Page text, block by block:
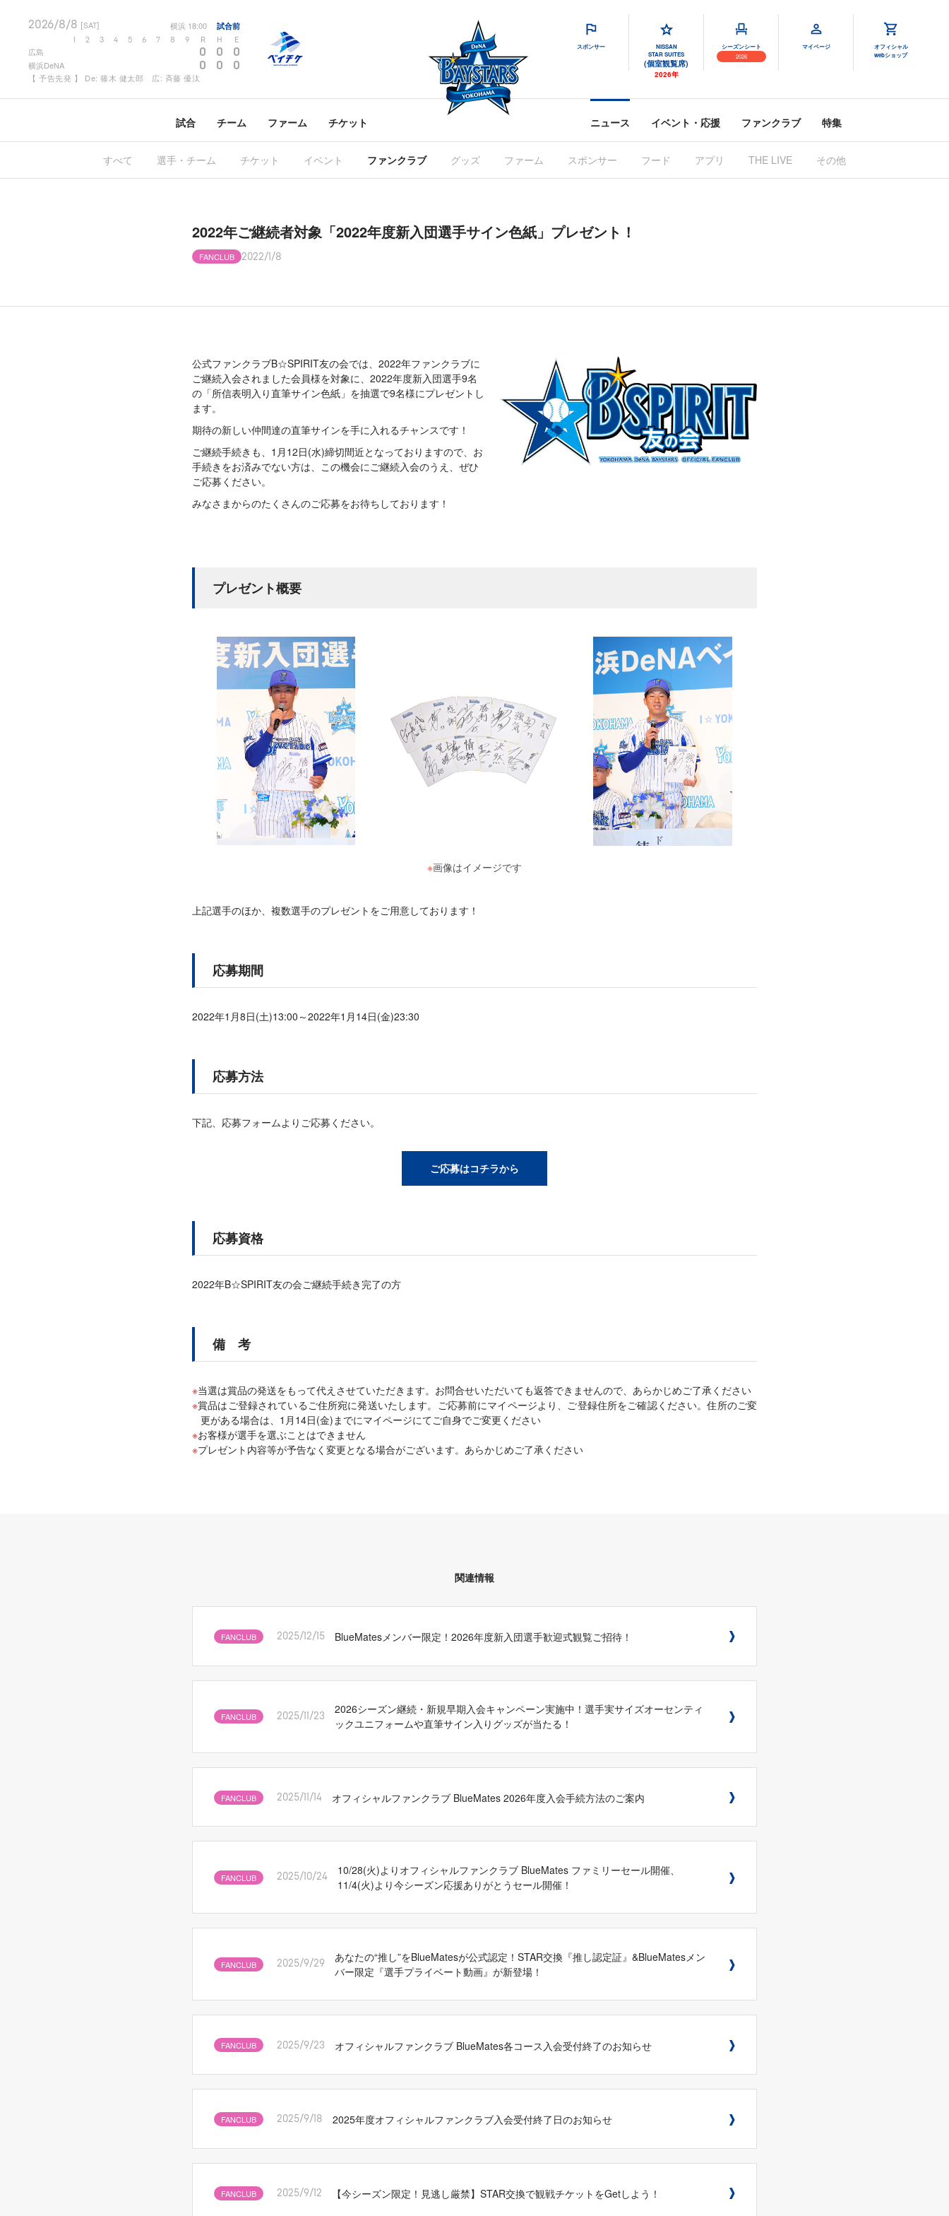
2026/8/8 [SAT] 横浜 18:00 試合前
2 3 4 5 6 7 8 9 R H E
広島 0 0 0
横浜DeNA 0 0 0
【 予告先発 】 De: 篠木 健太郎 広: 斉藤 優汰
スポンサー
NISSAN
STAR SUITES
(個室観覧席)
2026年
シーズンシート
2026
マイページ
オフィシャル
webショップ
試合 チーム ファーム チケット ニュース イベント・応援 ファンクラブ 特集
すべて 選手・チーム チケット イベント ファンクラブ グッズ ファーム スポンサー フード アプリ THE LIVE その他
2022年ご継続者対象「2022年度新入団選手サイン色紙」プレゼント！
FANCLUB 2022/1/8
公式ファンクラブB☆SPIRIT友の会では、2022年ファンクラブに
ご継続入会されました会員様を対象に、2022年度新入団選手9名
の「所信表明入り直筆サイン色紙」を抽選で9名様にプレゼントし
ます。
期待の新しい仲間達の直筆サインを手に入れるチャンスです！
ご継続手続きも、1月12日(水)締切間近となっておりますので、お
手続きをお済みでない方は、この機会にご継続入会のうえ、ぜひ
ご応募ください。
みなさまからのたくさんのご応募をお待ちしております！
プレゼント概要
※画像はイメージです
上記選手のほか、複数選手のプレゼントをご用意しております！
応募期間
2022年1月8日(土)13:00～2022年1月14日(金)23:30
応募方法
下記、応募フォームよりご応募ください。
ご応募はコチラから
応募資格
2022年B☆SPIRIT友の会ご継続手続き完了の方
備 考
当選は賞品の発送をもって代えさせていただきます。お問合せいただいても返答できませんので、あらかじめご了承ください
賞品はご登録されているご住所宛に発送いたします。ご応募前にマイページより、ご登録住所をご確認ください。住所のご変
更がある場合は、1月14日(金)までにマイページにてご自身でご変更ください
お客様が選手を選ぶことはできません
プレゼント内容等が予告なく変更となる場合がございます。あらかじめご了承ください
関連情報
FANCLUB 2025/12/15 BlueMatesメンバー限定！2026年度新入団選手歓迎式観覧ご招待！
FANCLUB 2025/11/23
2026シーズン継続・新規早期入会キャンペーン実施中！選手実サイズオーセンティ
ックユニフォームや直筆サイン入りグッズが当たる！
FANCLUB 2025/11/14 オフィシャルファンクラブ BlueMates 2026年度入会手続方法のご案内
FANCLUB 2025/10/24
10/28(火)よりオフィシャルファンクラブ BlueMates ファミリーセール開催、
11/4(火)より今シーズン応援ありがとうセール開催！
FANCLUB 2025/9/29
あなたの“推し”をBlueMatesが公式認定！STAR交換『推し認定証』&BlueMatesメン
バー限定『選手プライベート動画』が新登場！
FANCLUB 2025/9/23 オフィシャルファンクラブ BlueMates各コース入会受付終了のお知らせ
FANCLUB 2025/9/18 2025年度オフィシャルファンクラブ入会受付終了日のお知らせ
FANCLUB 2025/9/12 【今シーズン限定！見逃し厳禁】STAR交換で観戦チケットをGetしよう！